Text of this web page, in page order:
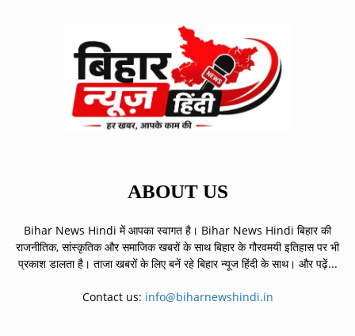
ABOUT US
Bihar News Hindi में आपका स्वागत है। Bihar News Hindi बिहार की
राजनीतिक, सांस्कृतिक और समाजिक खबरों के साथ बिहार के गौरवमयी इतिहास पर भी
प्रकाश डालता है। ताजा खबरों के लिए बनें रहे बिहार न्यूज हिंदी के साथ। और पढ़ें...
Contact us: info@biharnewshindi.in